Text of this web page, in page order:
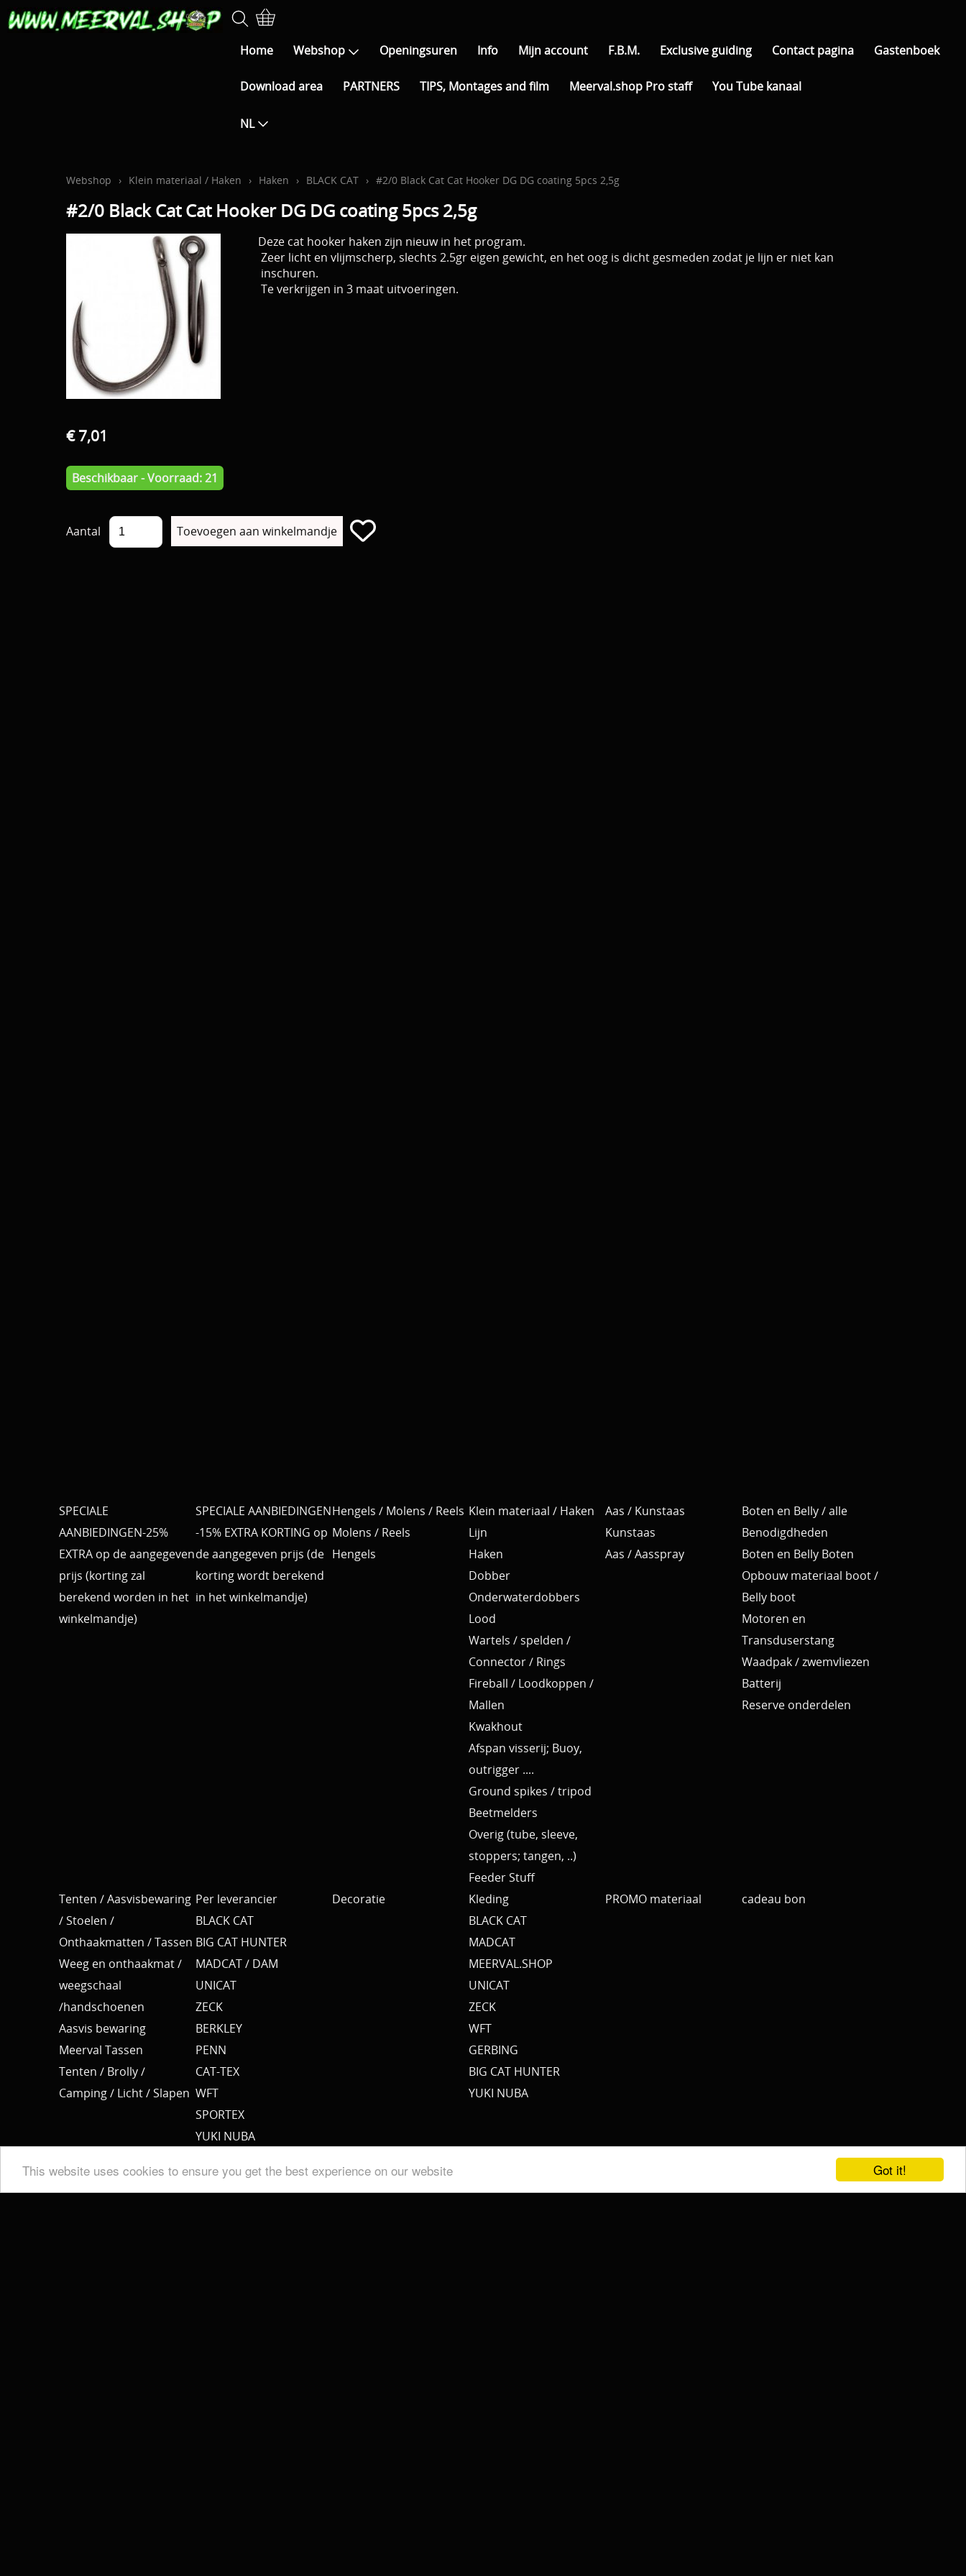
Got it!
This website uses cookies to ensure you get the best experience on our website
Home Webshop Openingsuren Info Mijn account F.B.M. Exclusive guiding Contact pagina Gastenboek
Download area PARTNERS TIPS, Montages and film Meerval.shop Pro staff You Tube kanaal
NL
Webshop › Klein materiaal / Haken › Haken › BLACK CAT › #2/0 Black Cat Cat Hooker DG DG coating 5pcs 2,5g
#2/0 Black Cat Cat Hooker DG DG coating 5pcs 2,5g
Deze cat hooker haken zijn nieuw in het program.
Zeer licht en vlijmscherp, slechts 2.5gr eigen gewicht, en het oog is dicht gesmeden zodat je lijn er niet kan
inschuren.
Te verkrijgen in 3 maat uitvoeringen.
€ 7,01
Beschikbaar - Voorraad: 21
Aantal
SPECIALE
AANBIEDINGEN-25%
EXTRA op de aangegeven
prijs (korting zal
berekend worden in het
winkelmandje)
SPECIALE AANBIEDINGEN
-15% EXTRA KORTING op
de aangegeven prijs (de
korting wordt berekend
in het winkelmandje)
Hengels / Molens / Reels
Molens / Reels
Hengels
Klein materiaal / Haken
Lijn
Haken
Dobber
Onderwaterdobbers
Lood
Wartels / spelden /
Connector / Rings
Fireball / Loodkoppen /
Mallen
Kwakhout
Afspan visserij; Buoy,
outrigger ....
Ground spikes / tripod
Beetmelders
Overig (tube, sleeve,
stoppers; tangen, ..)
Feeder Stuff
Aas / Kunstaas
Kunstaas
Aas / Aasspray
Boten en Belly / alle
Benodigdheden
Boten en Belly Boten
Opbouw materiaal boot /
Belly boot
Motoren en
Transduserstang
Waadpak / zwemvliezen
Batterij
Reserve onderdelen
Tenten / Aasvisbewaring
/ Stoelen /
Onthaakmatten / Tassen
Weeg en onthaakmat /
weegschaal
/handschoenen
Aasvis bewaring
Meerval Tassen
Tenten / Brolly /
Camping / Licht / Slapen
Per leverancier
BLACK CAT
BIG CAT HUNTER
MADCAT / DAM
UNICAT
ZECK
BERKLEY
PENN
CAT-TEX
WFT
SPORTEX
YUKI NUBA
SPRO
Decoratie
Kleding
BLACK CAT
MADCAT
MEERVAL.SHOP
UNICAT
ZECK
WFT
GERBING
BIG CAT HUNTER
YUKI NUBA
PROMO materiaal cadeau bon